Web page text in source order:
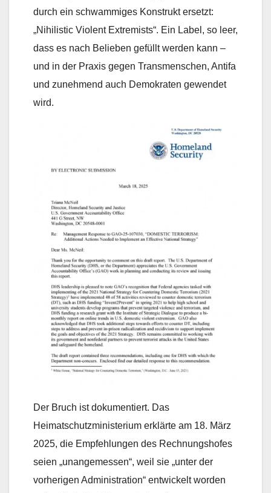
durch ein schwammiges Konstrukt ersetzt:
„Nihilistic Violent Extremists“. Ein Label, so leer,
dass es nach Belieben gefüllt werden kann –
und in der Praxis gegen Transmenschen, Antifa
und zunehmend auch Demokraten gewendet
wird.
Der Bruch ist dokumentiert. Das
Heimatschutzministerium erklärte am 18. März
2025, die Empfehlungen des Rechnungshofes
seien „unangemessen“, weil sie „unter der
vorherigen Administration“ entwickelt worden